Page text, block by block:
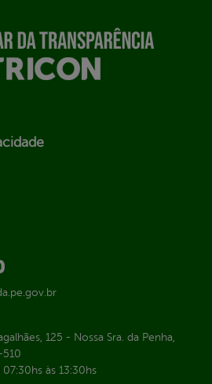
125 - Nossa Sra. da Penha,
510
07:30hs às 13:30hs